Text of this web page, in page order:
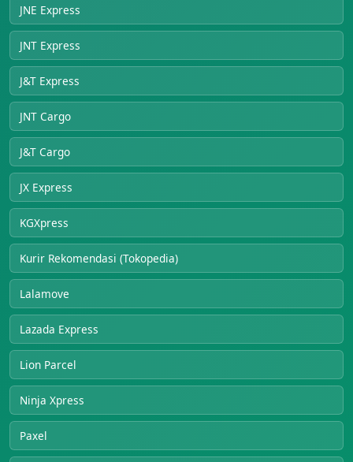
JNE Express
JNT Express
J&T Express
JNT Cargo
J&T Cargo
JX Express
KGXpress
Kurir Rekomendasi (Tokopedia)
Lalamove
Lazada Express
Lion Parcel
Ninja Xpress
Paxel